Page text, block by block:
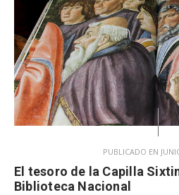
PUBLICADO EN
El tesoro de la Capilla
Biblioteca Nacional